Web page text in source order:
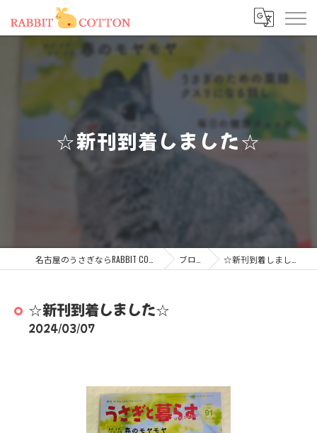
☆新刊到着しました☆
ブログ ☆新刊到着しました☆
☆新刊到着しました☆
2024/03/07